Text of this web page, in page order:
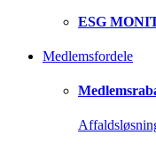
ESG
Medlemsfordele